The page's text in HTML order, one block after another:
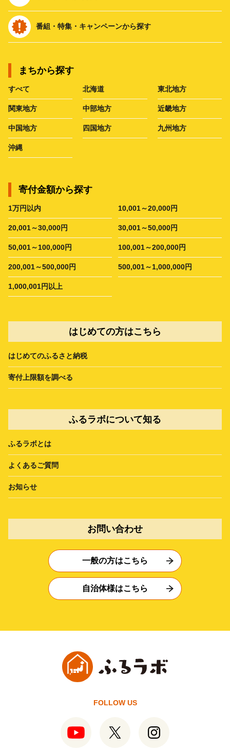
番組・特集・キャンペーンから探す
まちから探す
すべて 北海道 東北地方
関東地方 中部地方 近畿地方
中国地方 四国地方 九州地方
沖縄
寄付金額から探す
1万円以内 10,001～20,000円
20,001～30,000円 30,001～50,000円
50,001～100,000円 100,001～200,000円
200,001～500,000円 500,001～1,000,000円
1,000,001円以上
はじめての方はこちら
はじめてのふるさと納税
寄付上限額を調べる
ふるラボについて知る
ふるラボとは
よくあるご質問
お知らせ
お問い合わせ
一般の方はこちら
自治体様はこちら
FOLLOW US